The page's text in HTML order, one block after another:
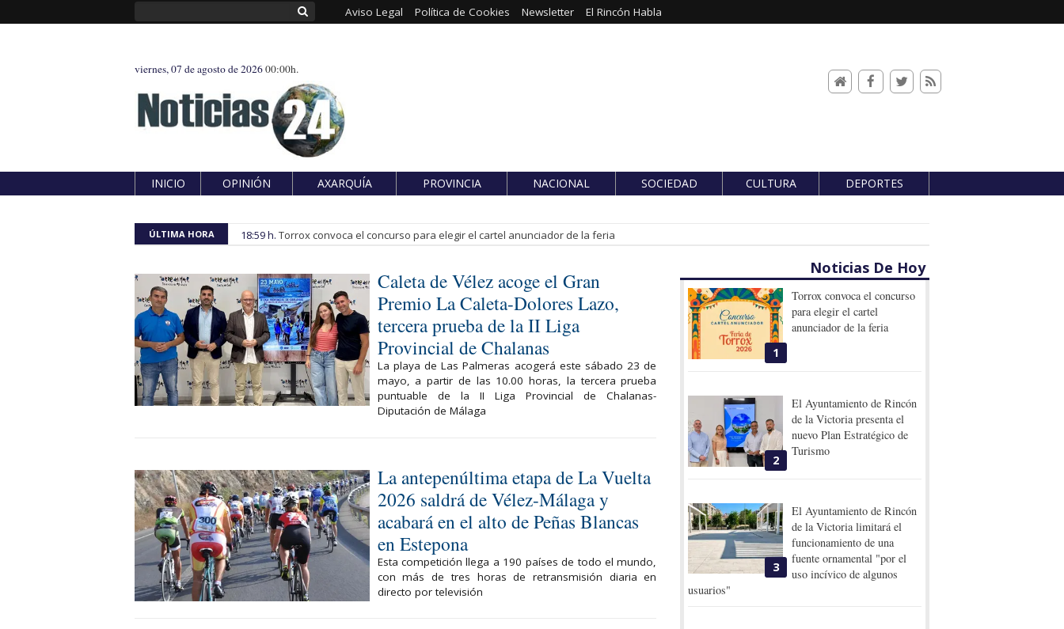
Aviso Legal Política de Cookies Newsletter El Rincón Habla
viernes, 07 de agosto de 202600:00h.
INICIO OPINIÓN AXARQUÍA PROVINCIA NACIONAL SOCIEDAD CULTURA DEPORTES
ÚLTIMA HORA 18:59 h. Torrox convoca el concurso para elegir el cartel anunciador de la feria
Caleta de Vélez acoge el Gran
Premio La Caleta-Dolores Lazo,
tercera prueba de la II Liga
Provincial de Chalanas
La playa de Las Palmeras acogerá este sábado 23 de
mayo, a partir de las 10.00 horas, la tercera prueba
puntuable de la II Liga Provincial de Chalanas-
Diputación de Málaga
La antepenúltima etapa de La Vuelta
2026 saldrá de Vélez-Málaga y
acabará en el alto de Peñas Blancas
en Estepona
Esta competición llega a 190 países de todo el mundo,
con más de tres horas de retransmisión diaria en
directo por televisión
Noticias De Hoy
1
Torrox convoca el concurso
para elegir el cartel
anunciador de la feria
2
El Ayuntamiento de Rincón
de la Victoria presenta el
nuevo Plan Estratégico de
Turismo
3
El Ayuntamiento de Rincón
de la Victoria limitará el
funcionamiento de una
fuente ornamental "por el
uso incívico de algunos
usuarios"